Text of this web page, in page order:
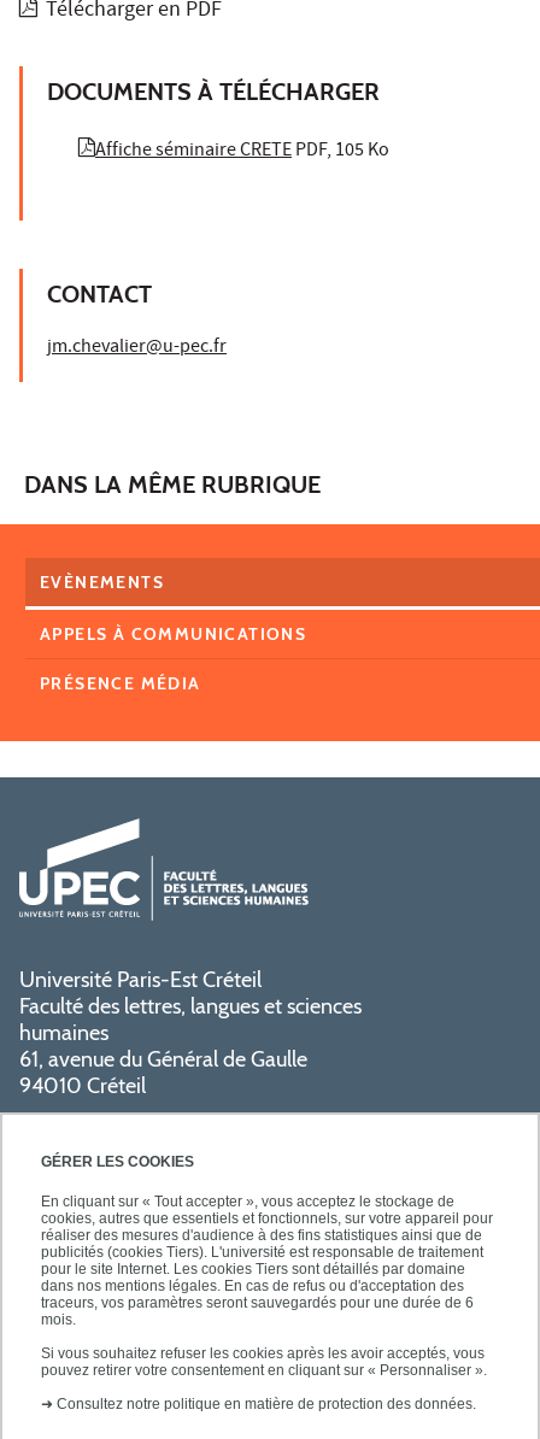
GÉRER LES COOKIES
En cliquant sur « Tout accepter », vous acceptez le stockage de
cookies, autres que essentiels et fonctionnels, sur votre appareil pour
réaliser des mesures d'audience à des fins statistiques ainsi que de
publicités (cookies Tiers). L'université est responsable de traitement
pour le site Internet. Les cookies Tiers sont détaillés par domaine
dans nos mentions légales. En cas de refus ou d'acceptation des
traceurs, vos paramètres seront sauvegardés pour une durée de 6
mois.
Si vous souhaitez refuser les cookies après les avoir acceptés, vous
pouvez retirer votre consentement en cliquant sur « Personnaliser ».
➜ Consultez notre politique en matière de protection des données.
Télécharger en PDF
DOCUMENTS À TÉLÉCHARGER
Affiche séminaire CRETEPDF, 105 Ko
CONTACT
jm.chevalier@u-pec.fr
DANS LA MÊME RUBRIQUE
EVÈNEMENTS
APPELS À COMMUNICATIONS
PRÉSENCE MÉDIA
Université Paris-Est Créteil
Faculté des lettres, langues et sciences
humaines
61, avenue du Général de Gaulle
94010 Créteil
PRATIQUE
SUIVEZ-NOUS